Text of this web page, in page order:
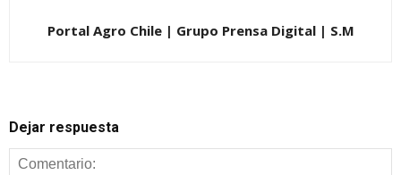
Portal Agro Chile | Grupo Prensa Digital | S.M
Dejar respuesta